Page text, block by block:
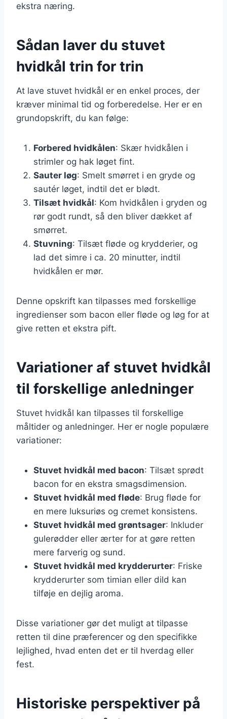
ekstra næring.
Sådan laver du stuvet
hvidkål trin for trin
At lave stuvet hvidkål er en enkel proces, der
kræver minimal tid og forberedelse. Her er en
grundopskrift, du kan følge:
Forbered hvidkålen: Skær hvidkålen i
strimler og hak løget fint.
Sauter løg: Smelt smørret i en gryde og
sautér løget, indtil det er blødt.
Tilsæt hvidkål: Kom hvidkålen i gryden og
rør godt rundt, så den bliver dækket af
smørret.
Stuvning: Tilsæt fløde og krydderier, og
lad det simre i ca. 20 minutter, indtil
hvidkålen er mør.
Denne opskrift kan tilpasses med forskellige
ingredienser som bacon eller fløde og løg for at
give retten et ekstra pift.
Variationer af stuvet hvidkål
til forskellige anledninger
Stuvet hvidkål kan tilpasses til forskellige
måltider og anledninger. Her er nogle populære
variationer:
Stuvet hvidkål med bacon: Tilsæt sprødt
bacon for en ekstra smagsdimension.
Stuvet hvidkål med fløde: Brug fløde for
en mere luksuriøs og cremet konsistens.
Stuvet hvidkål med grøntsager: Inkluder
gulerødder eller ærter for at gøre retten
mere farverig og sund.
Stuvet hvidkål med krydderurter: Friske
krydderurter som timian eller dild kan
tilføje en dejlig aroma.
Disse variationer gør det muligt at tilpasse
retten til dine præferencer og den specifikke
lejlighed, hvad enten det er til hverdag eller
fest.
Historiske perspektiver på